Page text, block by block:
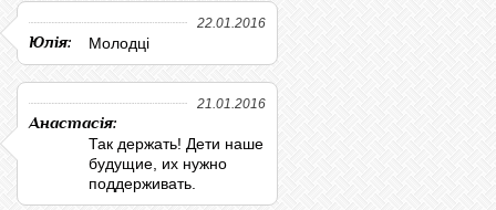
22.01.2016
Юлія: Молодці
21.01.2016
Анастасія:
Так держать! Дети наше
будущие, их нужно
поддерживать.